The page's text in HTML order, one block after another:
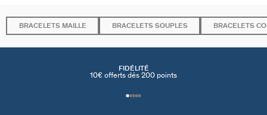
BRACELETS MAILLE BRACELETS SOUPLES BRACELETS
FIDÉLITÉ
10€ offerts dés 200 points